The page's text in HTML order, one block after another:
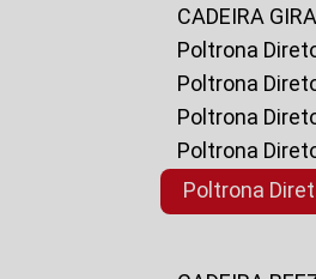
CADEIRA
Poltrona
Poltrona
Poltrona
Poltrona
Poltrona